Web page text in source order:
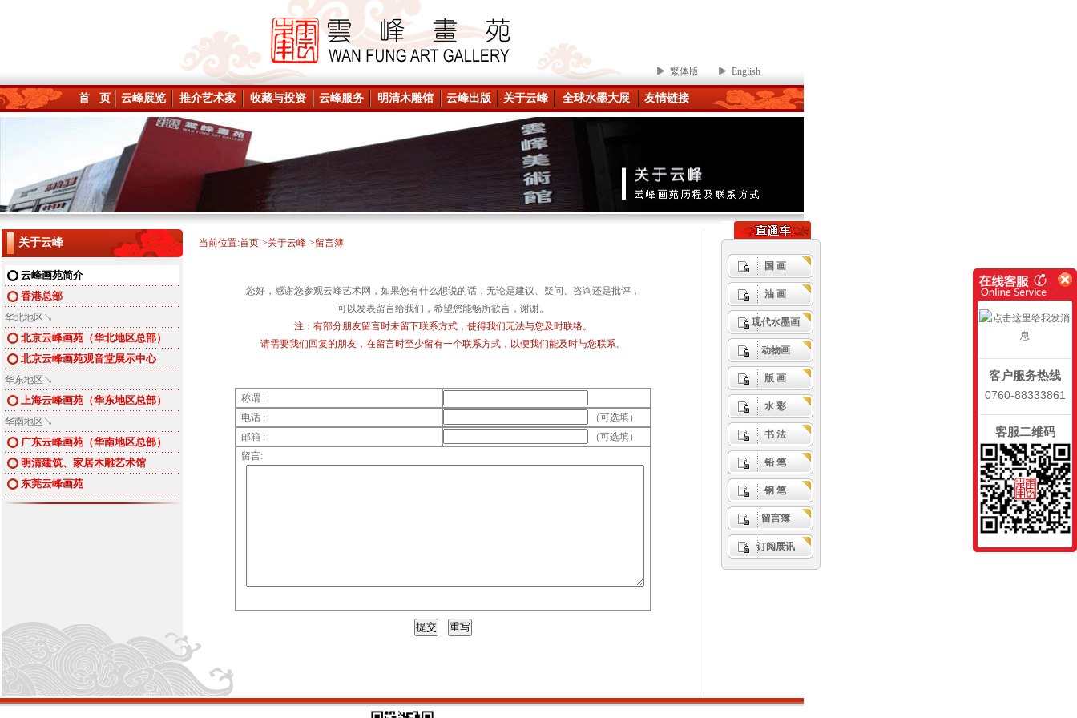
繁体版 English
首 页 云峰展览 推介艺术家 收藏与投资 云峰服务 明清木雕馆 云峰出版 关于云峰 全球水墨大展 友情链接
关于云峰
云峰画苑简介
香港总部
华北地区↘
北京云峰画苑（华北地区总部）
北京云峰画苑观音堂展示中心
华东地区↘
上海云峰画苑（华东地区总部）
华南地区↘
广东云峰画苑（华南地区总部）
明清建筑、家居木雕艺术馆
东莞云峰画苑
当前位置:首页->关于云峰->留言簿
您好，感谢您参观云峰艺术网， 如果您有什么想说的话，无论是建议、疑问、咨询还是批评，
可以发表留言给我们，希望您能畅所欲言， 谢谢。
注：有部分朋友留言时未留下联系方式，使得我们无法与您及时联络。
请需要我们回复的朋友，在留言时至少留有一个联系方式，以便我们能及时与您联系。
称谓 :
电话 :
（可选填）
邮箱 :
（可选填）
留言:
国 画
油 画
现代水墨画
动物画
版 画
水 彩
书 法
铅 笔
钢 笔
留言簿
订阅展讯
客户服务热线
0760-88333861
客服二维码